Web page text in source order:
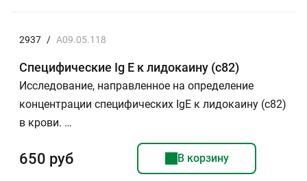
2937 / A09.05.118
Специфические Ig E к лидокаину (c82)
Исследование, направленное на определение
концентрации специфических IgE к лидокаину (с82)
в крови. …
650 руб В корзину